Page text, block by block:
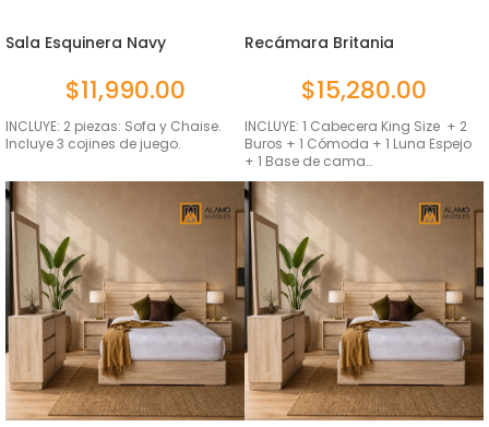
Sala Esquinera Navy
$11,990.00
INCLUYE: 2 piezas: Sofa y Chaise.
Incluye 3 cojines de juego.
Recámara Britania
$15,280.00
INCLUYE: 1 Cabecera King Size + 2
Buros + 1 Cómoda + 1 Luna Espejo
+ 1 Base de cama…